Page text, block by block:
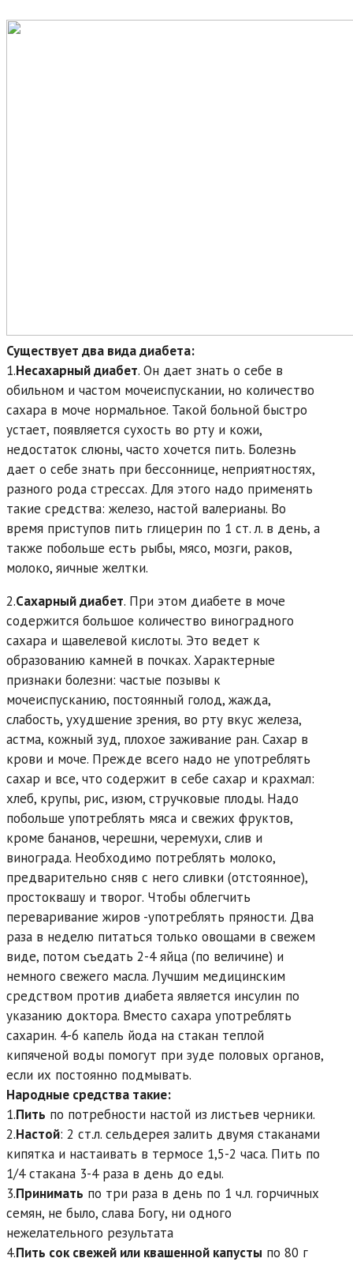
Существует два вида диабета:
1.Несахарный диабет. Он дает знать о себе в
обильном и частом мочеиспускании, но количество
сахара в моче нормальное. Такой больной быстро
устает, появляется сухость во рту и кожи,
недостаток слюны, часто хочется пить. Болезнь
дает о себе знать при бессоннице, неприятностях,
разного рода стрессах. Для этого надо применять
такие средства: железо, настой валерианы. Во
время приступов пить глицерин по 1 ст. л. в день, а
также побольше есть рыбы, мясо, мозги, раков,
молоко, яичные желтки.
2.Сахарный диабет. При этом диабете в моче
содержится большое количество виноградного
сахара и щавелевой кислоты. Это ведет к
образованию камней в почках. Характерные
признаки болезни: частые позывы к
мочеиспусканию, постоянный голод, жажда,
слабость, ухудшение зрения, во рту вкус железа,
астма, кожный зуд, плохое заживание ран. Сахар в
крови и моче. Прежде всего надо не употреблять
сахар и все, что содержит в себе сахар и крахмал:
хлеб, крупы, рис, изюм, стручковые плоды. Надо
побольше употреблять мяса и свежих фруктов,
кроме бананов, черешни, черемухи, слив и
винограда. Необходимо потреблять молоко,
предварительно сняв с него сливки (отстоянное),
простоквашу и творог. Чтобы облегчить
переваривание жиров -употреблять пряности. Два
раза в неделю питаться только овощами в свежем
виде, потом съедать 2-4 яйца (по величине) и
немного свежего масла. Лучшим медицинским
средством против диабета является инсулин по
указанию доктора. Вместо сахара употреблять
сахарин. 4-6 капель йода на стакан теплой
кипяченой воды помогут при зуде половых органов,
если их постоянно подмывать.
Народные средства такие:
1.Пить по потребности настой из листьев черники.
2.Настой: 2 ст.л. сельдерея залить двумя стаканами
кипятка и настаивать в термосе 1,5-2 часа. Пить по
1/4 стакана 3-4 раза в день до еды.
3.Принимать по три раза в день по 1 ч.л. горчичных
семян, не было, слава Богу, ни одного
нежелательного результата
4.Пить сок свежей или квашенной капусты по 80 г